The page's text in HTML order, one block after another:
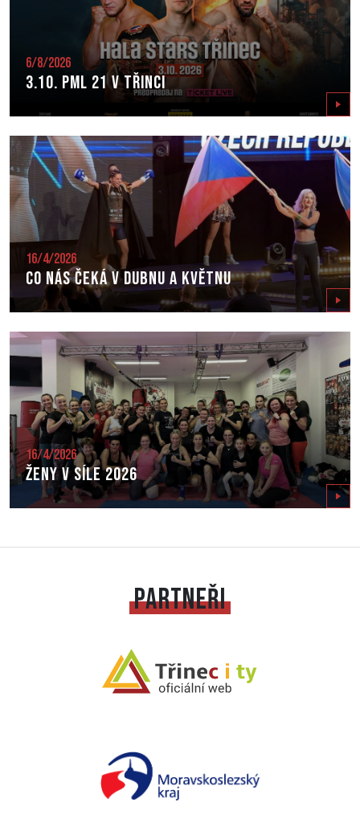
6/8/2026
3.10. PML 21 v Třinci
16/4/2026
Co nás čeká v dubnu a květnu
Zobrazit
16/4/2026
Ženy v síle 2026
Zobrazit
PARTNEŘI